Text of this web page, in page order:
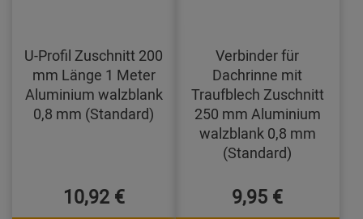
U-Profil Zuschnitt 200
mm Länge 1 Meter
Aluminium walzblank
0,8 mm (Standard)
10,92 €
Verbinder für
Dachrinne mit
Traufblech Zuschnitt
250 mm Aluminium
walzblank 0,8 mm
(Standard)
9,95 €